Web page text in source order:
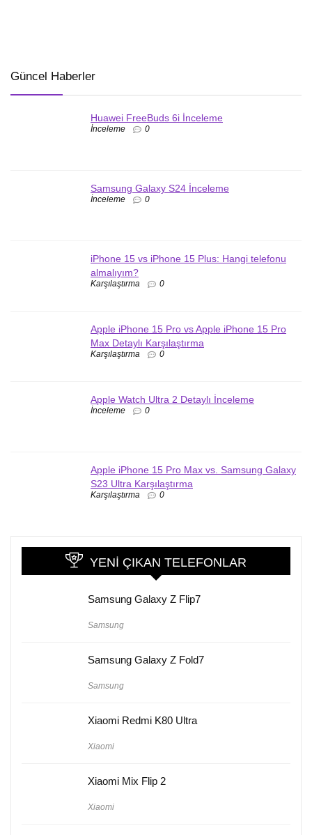
Güncel Haberler
Huawei FreeBuds 6i İnceleme
İnceleme 0
Samsung Galaxy S24 İnceleme
İnceleme 0
iPhone 15 vs iPhone 15 Plus: Hangi telefonu
almalıyım?
Karşılaştırma 0
Apple iPhone 15 Pro vs Apple iPhone 15 Pro
Max Detaylı Karşılaştırma
Karşılaştırma 0
Apple Watch Ultra 2 Detaylı İnceleme
İnceleme 0
Apple iPhone 15 Pro Max vs. Samsung Galaxy
S23 Ultra Karşılaştırma
Karşılaştırma 0
YENI ÇIKAN TELEFONLAR
Samsung Galaxy Z Flip7
Samsung
Samsung Galaxy Z Fold7
Samsung
Xiaomi Redmi K80 Ultra
Xiaomi
Xiaomi Mix Flip 2
Xiaomi